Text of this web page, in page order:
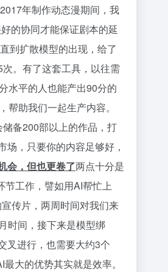
年制作动态漫期间，我
的协同才能保证剧本的延
到扩散模型的出现，给了
。有了这套工具，以往需
水平的人也能产出90分的
助我们一起生产内容。
备200部以上的作品，打
，只要你的内容足够好，
会，但也更卷了两点十分是
节工作，譬如用AI帮忙上
传片，两周时间对我们来
时间，接下来是模型绑
叉进行，也需要大约3个
大的优势其实就是效率。